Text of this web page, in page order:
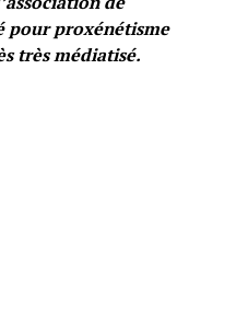
pour proxénétisme
très médiatisé.